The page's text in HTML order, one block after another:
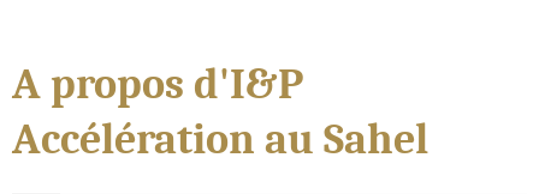
A propos d'I&P
Accélération au Sahel